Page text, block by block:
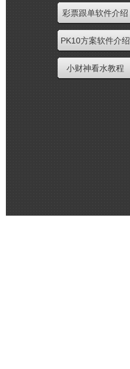
彩票跟单软件介绍
PK10方案软件介绍
小财神看水教程